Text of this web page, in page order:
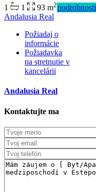
Predaj
Mimo trhu
Mimo trhu
1 1 93 m2podrobnosti
Andalusia Real
Požiadaj o
informácie
Požiadavka
na stretnutie v
kancelárii
Andalusia Real
Kontaktujte ma